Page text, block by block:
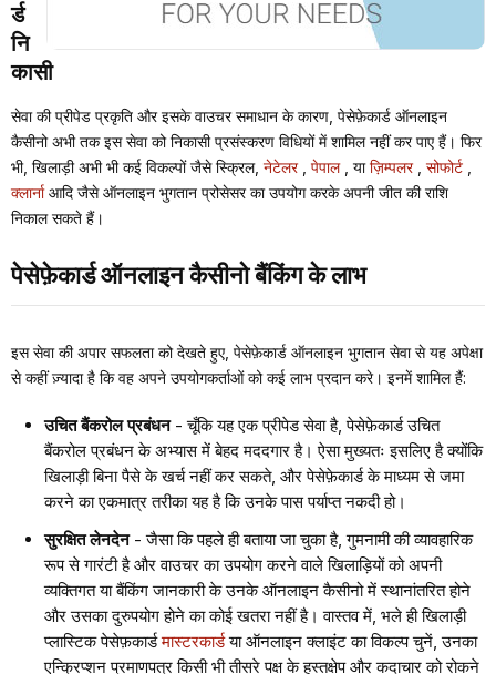
र्ड
नि
कासी
सेवा की प्रीपेड प्रकृति और इसके वाउचर समाधान के कारण, पेसेफ़ेकार्ड ऑनलाइन
कैसीनो अभी तक इस सेवा को निकासी प्रसंस्करण विधियों में शामिल नहीं कर पाए हैं। फिर
भी, खिलाड़ी अभी भी कई विकल्पों जैसे स्क्रिल, नेटेलर, पेपाल, याज़िम्पलर, सोफोर्ट
क्लार्नाआदि जैसे ऑनलाइन भुगतान प्रोसेसर का उपयोग करके अपनी जीत की राशि
निकाल सकते हैं।
पेसेफ़ेकार्ड ऑनलाइन कैसीनो बैंकिंग के लाभ
इस सेवा की अपार सफलता को देखते हुए, पेसेफ़ेकार्ड ऑनलाइन भुगतान सेवा से यह अपेक्षा
से कहीं ज़्यादा है कि वह अपने उपयोगकर्ताओं को कई लाभ प्रदान करे। इनमें शामिल हैं:
उचित बैंकरोल प्रबंधन- चूँकि यह एक प्रीपेड सेवा है, पेसेफ़ेकार्ड उचित
बैंकरोल प्रबंधन के अभ्यास में बेहद मददगार है। ऐसा मुख्यतः इसलिए है क्योंकि
खिलाड़ी बिना पैसे के खर्च नहीं कर सकते, और पेसेफ़ेकार्ड के माध्यम से जमा
करने का एकमात्र तरीका यह है कि उनके पास पर्याप्त नकदी हो।
सुरक्षित लेनदेन- जैसा कि पहले ही बताया जा चुका है, गुमनामी की व्यावहारिक
रूप से गारंटी है और वाउचर का उपयोग करने वाले खिलाड़ियों को अपनी
व्यक्तिगत या बैंकिंग जानकारी के उनके ऑनलाइन कैसीनो में स्थानांतरित होने
और उसका दुरुपयोग होने का कोई खतरा नहीं है। वास्तव में, भले ही खिलाड़ी
प्लास्टिक पेसेफ़कार्डमास्टरकार्डया ऑनलाइन क्लाइंट का विकल्प चुनें, उनका
एन्क्रिप्शन प्रमाणपत्र किसी भी तीसरे पक्ष के हस्तक्षेप और कदाचार को रोकने